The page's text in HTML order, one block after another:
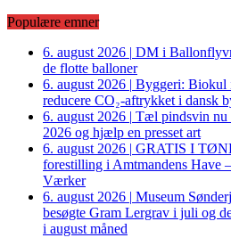
Populære emner
6. august 2026 | DM i
de flotte balloner
6. august 2026 | Byggeri: Biokul
reducere CO₂-aftrykket i dansk
6. august 2026 | Tæl pindsvin nu
2026 og hjælp en presset art
6. august 2026 | GRATIS I
forestilling i Amtmandens Have
Værker
6. august 2026 | Museum
besøgte Gram Lergrav i juli og
i august måned